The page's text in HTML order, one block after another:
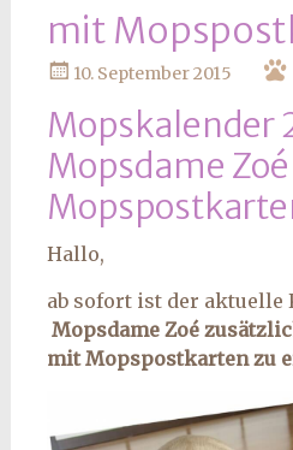
mit
10. September 2015
Mopskalender
Mopsdame
Hallo,
ab sofort ist der aktuelle
Mopsdame Zoé
mit Mopspostkarten zu